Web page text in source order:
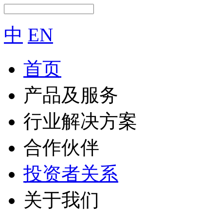
中 EN
首页
产品及服务
行业解决方案
合作伙伴
投资者关系
关于我们